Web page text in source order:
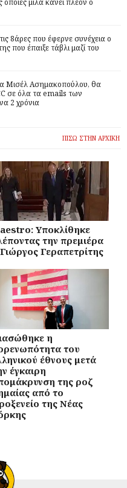
οποίες μιλά κάνει πλέον ο
8άρες που έφερνε συνέχεια ο
που έπαιξε τάβλι μαζί του
Μισέλ Ασημακοπούλου, θα
σε όλα τα emails των
2 χρόνια
ΠΙΣΩ ΣΤΗΝ ΑΡΧΙΚΗ
Υποκλίθηκε
την πρεμιέρα
Γεραπετρίτης
η
του
έθνους μετά
έγκαιρη
της ροζ
από το
της Νέας